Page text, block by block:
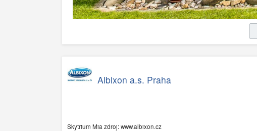
Albixon a.s. Praha
Skytrium Mia zdroj: www.albixon.cz